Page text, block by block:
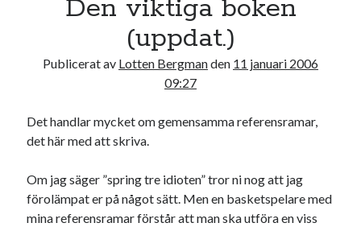
18 19 20 21 22 23
28 29 30
31
Den viktiga boken
(uppdat.)
Publicerat av Lotten Bergmanden 11 januari 2006
09:27
Det handlar mycket om gemensamma referensramar,
det här med att skriva.
Om jag säger ”spring tre idioten” tror ni nog att jag
förolämpat er på något sätt. Men en basketspelare med
mina referensramar förstår att man ska utföra en viss